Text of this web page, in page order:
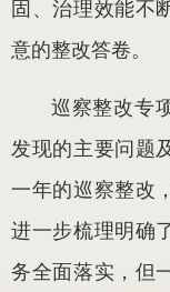
固、治理效能不
意的整改答卷。
巡察整改专
发现的主要问题
一年的巡察整改
进一步梳理明确
务全面落实，但